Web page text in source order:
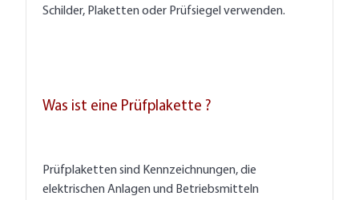
Schilder, Plaketten oder Prüfsiegel verwenden.
Was ist eine Prüfplakette ?
Prüfplaketten sind Kennzeichnungen, die
elektrischen Anlagen und Betriebsmitteln